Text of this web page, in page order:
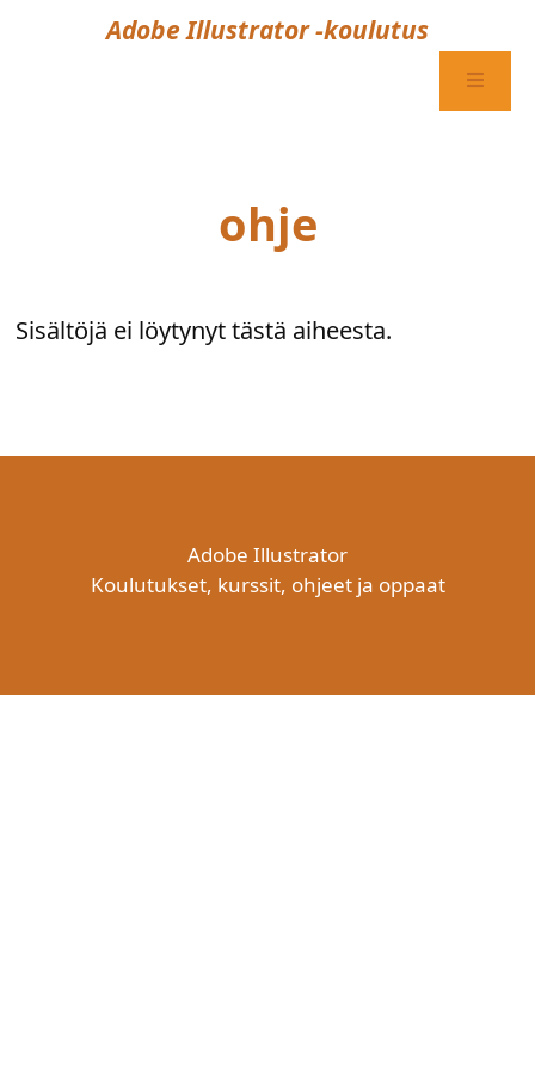
Adobe Illustrator -koulutus
ohje
Sisältöjä ei löytynyt tästä aiheesta.
Adobe Illustrator
Koulutukset, kurssit, ohjeet ja oppaat